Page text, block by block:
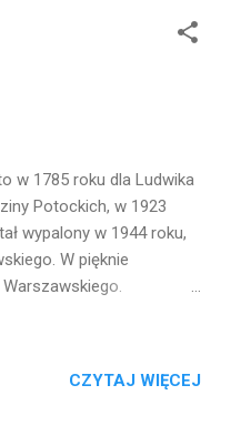
w 1785 roku dla Ludwika
Potockich, w 1923
wypalony w 1944 roku,
W pięknie
CZYTAJ WIĘCEJ